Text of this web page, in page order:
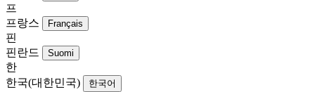
프
프랑스
Français
핀
핀란드
Suomi
한
한국(대한민국)
한국어